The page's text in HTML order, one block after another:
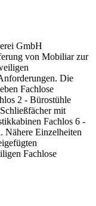
GmbH
von Mobiliar zur
Die
Fachlose
2 - Bürostühle
mit
Fachlos 6 -
Nähere Einzelheiten
Fachlose